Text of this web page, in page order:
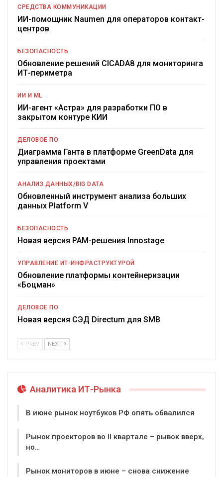
СРЕДСТВА КОММУНИКАЦИИ
ИИ-помощник Naumen для операторов контакт-
центров
БЕЗОПАСНОСТЬ
Обновление решений CICADA8 для мониторинга
ИТ-периметра
ИИ И ML
ИИ-агент «Астра» для разработки ПО в
закрытом контуре КИИ
ДЕЛОВОЕ ПО
Диаграмма Ганта в платформе GreenData для
управления проектами
АНАЛИЗ ДАННЫХ/BIG DATA
Обновленный инструмент анализа больших
данных Platform V
БЕЗОПАСНОСТЬ
Новая версия PAM-решения Innostage
УПРАВЛЕНИЕ ИТ-ИНФРАСТРУКТУРОЙ
Обновление платформы контейнеризации
«Боцман»
ДЕЛОВОЕ ПО
Новая версия СЭД Directum для SMB
PREV NEXT
Аналитика ИТ-Рынка
В июне рынок ноутбуков РФ опять обвалился
Рынок проекторов во II квартале – рывок вверх,
но…
Рынок мониторов в июне – снова снижение